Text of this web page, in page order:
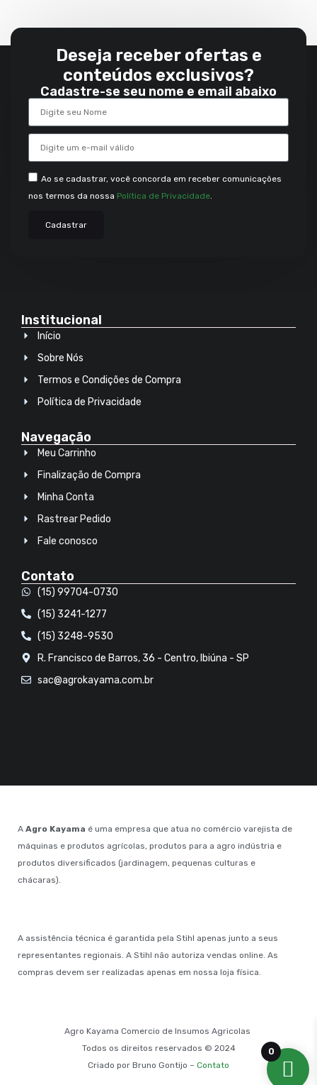
Deseja receber ofertas e
conteúdos exclusivos?
Cadastre-se seu nome e email abaixo
Ao se cadastrar, você concorda em receber comunicações
nos termos da nossa Política de Privacidade
Cadastrar
Institucional
Início
Sobre Nós
Termos e Condições de Compra
Política de Privacidade
Navegação
Meu Carrinho
Finalização de Compra
Minha Conta
Rastrear Pedido
Fale conosco
Contato
(15) 99704-0730
(15) 3241-1277
(15) 3248-9530
R. Francisco de Barros, 36 - Centro, Ibiúna - SP
sac@agrokayama.com.br
A Agro Kayama é uma empresa que atua no comércio varejista de
máquinas e produtos agrícolas, produtos para a agro indústria e
produtos diversificados (jardinagem, pequenas culturas e
chácaras).
A assistência técnica é garantida pela Stihl apenas junto a seus
representantes regionais. A Stihl não autoriza vendas online. As
compras devem ser realizadas apenas em nossa loja física.
Agro Kayama Comercio de Insumos Agricolas
Todos os direitos reservados © 2024
Criado por Bruno Gontijo – Contato
0